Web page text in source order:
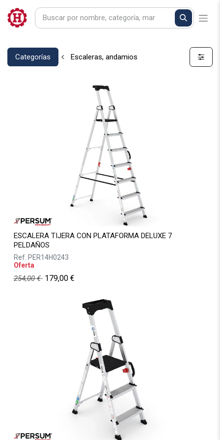
Categorías Escaleras, andamios
ESCALERA TIJERA CON PLATAFORMA DELUXE 7
PELDAÑOS
Ref. PER14H0243
Oferta
254,00€ 179,00€